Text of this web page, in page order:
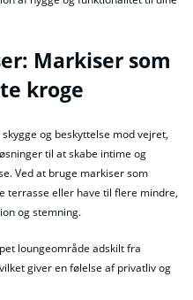
Markiser som
kroge
og beskyttelse mod vejret,
til at skabe intime og
Ved at bruge markiser som
terrasse eller have til flere mindre,
og stemning.
loungeområde adskilt fra
giver en følelse af privatliv og